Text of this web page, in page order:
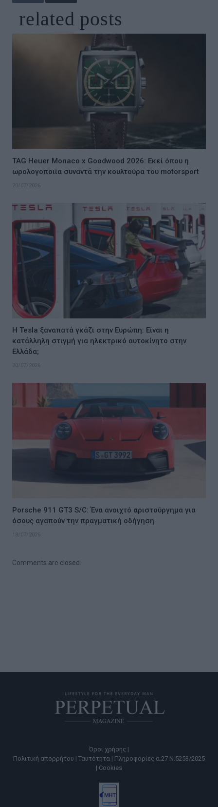
related posts
TAG Heuer Monaco x Goodwood 2026: Εκεί όπου η
ωρολογοποιία συναντά την κουλτούρα του motorsport
20/07/2026
Η Tesla ξαναπατά γκάζι στην Ευρώπη: Είναι η
κατάλληλη στιγμή για ηλεκτρικό αυτοκίνητο στην
Ελλάδα;
20/07/2026
Porsche 911 GT3 S/C: Ένα ανοιχτό αριστούργημα για
όσους αγαπούν την πραγματική οδήγηση
18/07/2026
Comments are closed.
Όροι χρήσης |
Πολιτική απορρήτου | Ταυτότητα | Πληροφορίες α.27 Ν.5253/2025
| Cookies